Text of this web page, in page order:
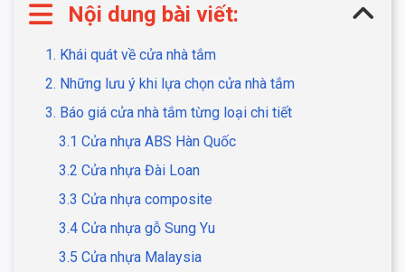
Nội dung bài viết:
1. Khái quát về cửa nhà tắm
2. Những lưu ý khi lựa chọn cửa nhà tắm
3. Báo giá cửa nhà tắm từng loại chi tiết
3.1 Cửa nhựa ABS Hàn Quốc
3.2 Cửa nhựa Đài Loan
3.3 Cửa nhựa composite
3.4 Cửa nhựa gỗ Sung Yu
3.5 Cửa nhựa Malaysia